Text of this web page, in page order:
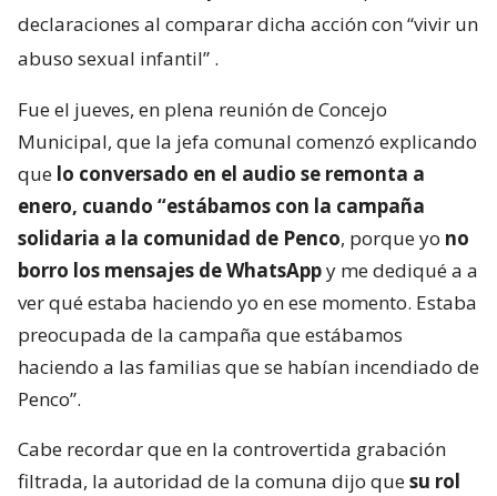
declaraciones al comparar dicha acción con “vivir un
abuso sexual infantil” .
Fue el jueves, en plena reunión de Concejo
Municipal, que la jefa comunal comenzó explicando
que lo conversado en el audio se remonta a
enero, cuando “estábamos con la campaña
solidaria a la comunidad de Penco, porque yo no
borro los mensajes de WhatsAppy me dediqué a a
ver qué estaba haciendo yo en ese momento. Estaba
preocupada de la campaña que estábamos
haciendo a las familias que se habían incendiado de
Penco”.
Cabe recordar que en la controvertida grabación
filtrada, la autoridad de la comuna dijo quesu rol